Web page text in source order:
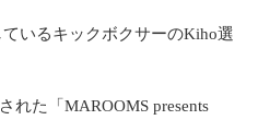
いるキックボクサーのKiho選
れた「MAROOMS presents